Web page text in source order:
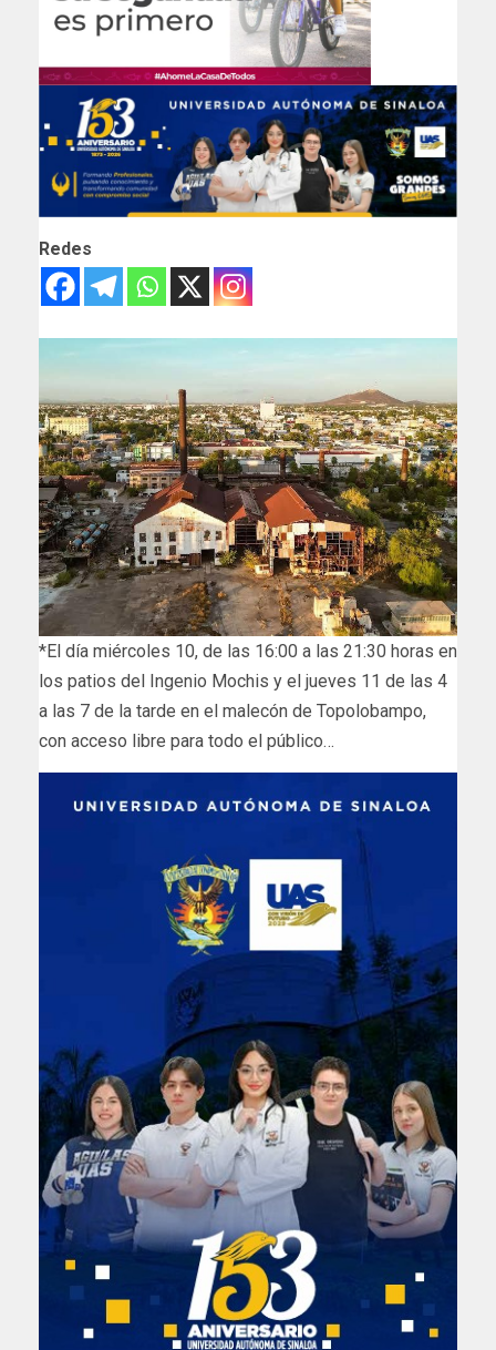
Redes
*El día miércoles 10, de las 16:00 a las 21:30 horas en
los patios del Ingenio Mochis y el jueves 11 de las 4
a las 7 de la tarde en el malecón de Topolobampo,
con acceso libre para todo el público…